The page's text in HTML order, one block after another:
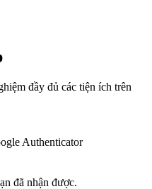
đầy đủ các tiện ích trên
Authenticator
đã nhận được.